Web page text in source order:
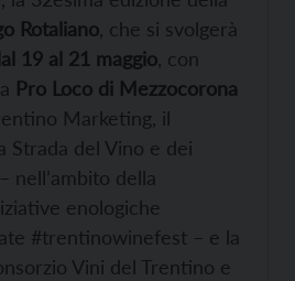
Rotaliano , che si svolgerà
19 al 21 maggio , con
Pro Loco di Mezzocorona
Marketing, il
Strada del Vino e dei
nell’ambito della
enologiche
#trentinowinefest – e la
Vini del Trentino e